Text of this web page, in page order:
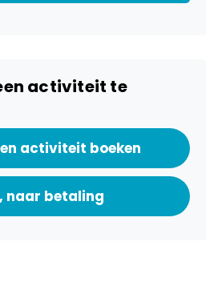
activiteit te